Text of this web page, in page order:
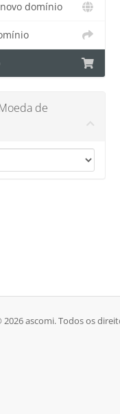
domínio
de
ascomi. Todos os